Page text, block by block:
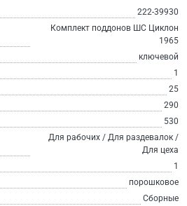
222-39930
Комплект поддонов ШС Циклон
1965
ключевой
1
25
290
530
Для рабочих / Для раздевалок /
Для цеха
1
порошковое
Сборные